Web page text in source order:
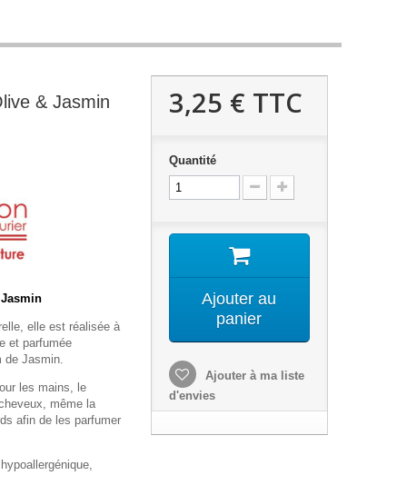
& Jasmin
elle est réalisée à
et parfumée
de Jasmin.
les mains, le
même la
afin de les parfumer
3,25 € TTC
Quantité
Ajouter au
panier
Ajouter à ma liste
d'envies